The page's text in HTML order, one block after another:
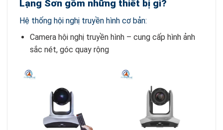
Lạng Sơn gồm những thiết bị gì?
Hệ thống hội nghị truyền hình cơ bản:
Camera hội nghị truyền hình – cung cấp hình ảnh
sắc nét, góc quay rộng